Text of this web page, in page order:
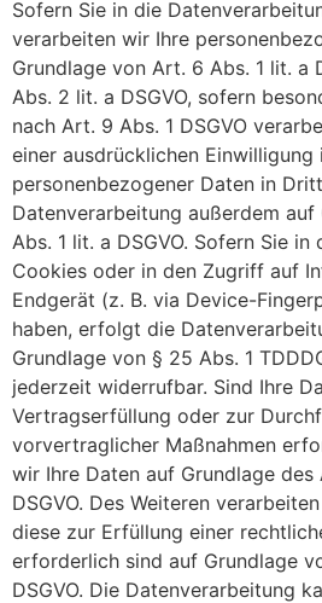
Sofern Sie in die
verarbeiten wir Ihre
Grundlage von Art. 6 Abs. 1 lit. a
Abs. 2 lit. a DSGVO, sofern
nach Art. 9 Abs. 1 DSGVO
einer ausdrücklichen
personenbezogener Daten in
Datenverarbeitung außerdem
Abs. 1 lit. a DSGVO. Sofern Sie
Cookies oder in den Zugriff auf
Endgerät (z. B. via Device-
haben, erfolgt die
Grundlage von § 25 Abs. 1
jederzeit widerrufbar. Sind Ihre
Vertragserfüllung oder zur
vorvertraglicher Maßnahmen
wir Ihre Daten auf Grundlage
DSGVO. Des Weiteren
diese zur Erfüllung einer
erforderlich sind auf Grundlage
DSGVO. Die Datenverarbeitung